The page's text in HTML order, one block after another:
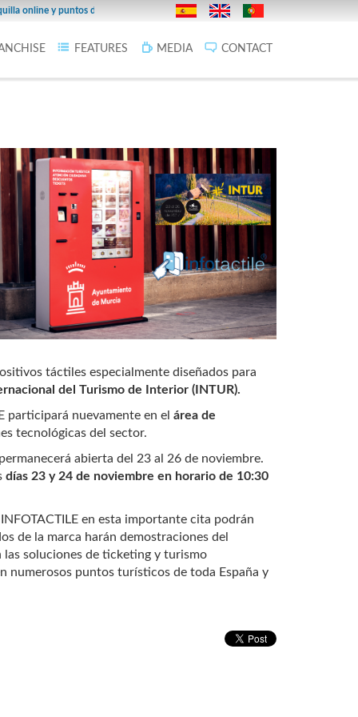
y puntos de venta en la provincia. 27/02/2019
FEATURES MEDIA CONTACT
táctiles especialmente diseñados para
del Turismo de Interior (INTUR).
participará nuevamente en el área de
tecnológicas del sector.
abierta del 23 al 26 de noviembre.
días 23 y 24 de noviembre en horario de 10:30
en esta importante cita podrán
de la marca harán demostraciones del
soluciones de ticketing y turismo
numerosos puntos turísticos de toda España y